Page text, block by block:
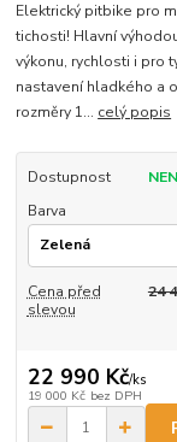
Elektrický pitbike pro
tichosti! Hlavní
výkonu, rychlosti i pro
nastavení hladkého a
rozměry 1... celý popis
Dostupnost
Barva
Cena před
slevou
24
22 990 Kč/ks
19 000 Kč bez DPH